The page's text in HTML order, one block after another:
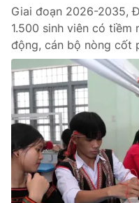
Pháp luật
Y tế
Thế giới
Tin tức
Thế giới đó đây
Câu chuyện quốc tế
Kinh tế
Tài chính
Thị trường
Dữ liệu và đời sống
Giai đoạn 2026-2035,
1.500 sinh viên có
động, cán bộ nòng cốt